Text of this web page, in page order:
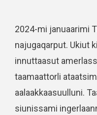
2024-mi januaarimi
najugaqarput. Ukiut
innuttaasut
taamaattorli
aalaakkaasuulluni.
siunissami